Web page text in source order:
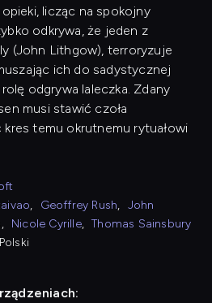
licząc na spokojny
odkrywa, że jeden z
(John Lithgow), terroryzuje
ich do sadystycznej
odgrywa laleczka. Zdany
musi stawić czoła
temu okrutnemu rytuałowi
, Geoffrey Rush, John
, Nicole Cyrille, Thomas Sainsbury